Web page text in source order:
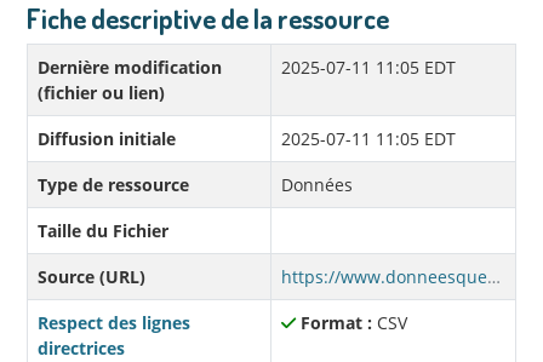
Fiche descriptive de la ressource
Dernière modification
(fichier ou lien)
2025-07-11 11:05 EDT
Diffusion initiale
2025-07-11 11:05 EDT
Type de ressource
Données
Taille du Fichier
Source (URL)
https://www.donneesquebec.ca/recherche/dataset/1bb9277c-2a31-42ee-8625-2b68d4283026/resource/d790bf76-92be-412e-bebf-70ffbf586c17/download/afdr-adultes-202505.csv
Respect des lignes
directrices
Format : CSV